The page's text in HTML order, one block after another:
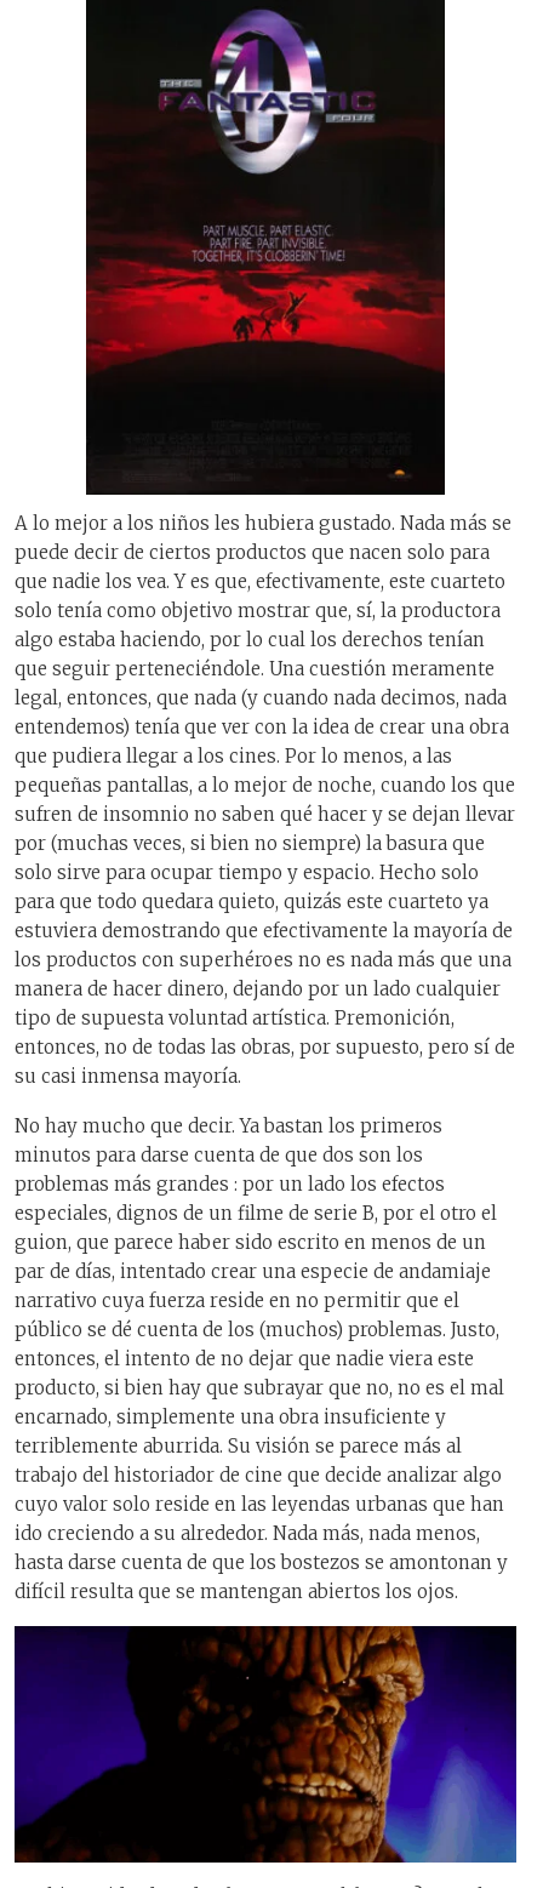
A lo mejor a los niños les hubiera gustado. Nada más se
puede decir de ciertos productos que nacen solo para
que nadie los vea. Y es que, efectivamente, este cuarteto
solo tenía como objetivo mostrar que, sí, la productora
algo estaba haciendo, por lo cual los derechos tenían
que seguir perteneciéndole. Una cuestión meramente
legal, entonces, que nada (y cuando nada decimos, nada
entendemos) tenía que ver con la idea de crear una obra
que pudiera llegar a los cines. Por lo menos, a las
pequeñas pantallas, a lo mejor de noche, cuando los que
sufren de insomnio no saben qué hacer y se dejan llevar
por (muchas veces, si bien no siempre) la basura que
solo sirve para ocupar tiempo y espacio. Hecho solo
para que todo quedara quieto, quizás este cuarteto ya
estuviera demostrando que efectivamente la mayoría de
los productos con superhéroes no es nada más que una
manera de hacer dinero, dejando por un lado cualquier
tipo de supuesta voluntad artística. Premonición,
entonces, no de todas las obras, por supuesto, pero sí de
su casi inmensa mayoría.
No hay mucho que decir. Ya bastan los primeros
minutos para darse cuenta de que dos son los
problemas más grandes : por un lado los efectos
especiales, dignos de un filme de serie B, por el otro el
guion, que parece haber sido escrito en menos de un
par de días, intentado crear una especie de andamiaje
narrativo cuya fuerza reside en no permitir que el
público se dé cuenta de los (muchos) problemas. Justo,
entonces, el intento de no dejar que nadie viera este
producto, si bien hay que subrayar que no, no es el mal
encarnado, simplemente una obra insuficiente y
terriblemente aburrida. Su visión se parece más al
trabajo del historiador de cine que decide analizar algo
cuyo valor solo reside en las leyendas urbanas que han
ido creciendo a su alrededor. Nada más, nada menos,
hasta darse cuenta de que los bostezos se amontonan y
difícil resulta que se mantengan abiertos los ojos.